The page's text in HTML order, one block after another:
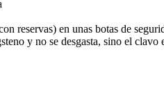
reservas) en unas botas de
y no se desgasta, sino el